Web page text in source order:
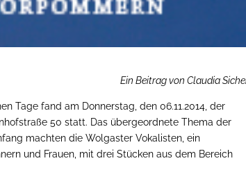
Ein Beitrag von Claudia
Tage fand am Donnerstag, den 06.11.2014, der
50 statt. Das übergeordnete Thema der
machten die Wolgaster Vokalisten, ein
und Frauen, mit drei Stücken aus dem Bereich